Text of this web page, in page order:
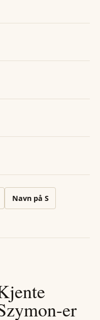
Navn på S
-er